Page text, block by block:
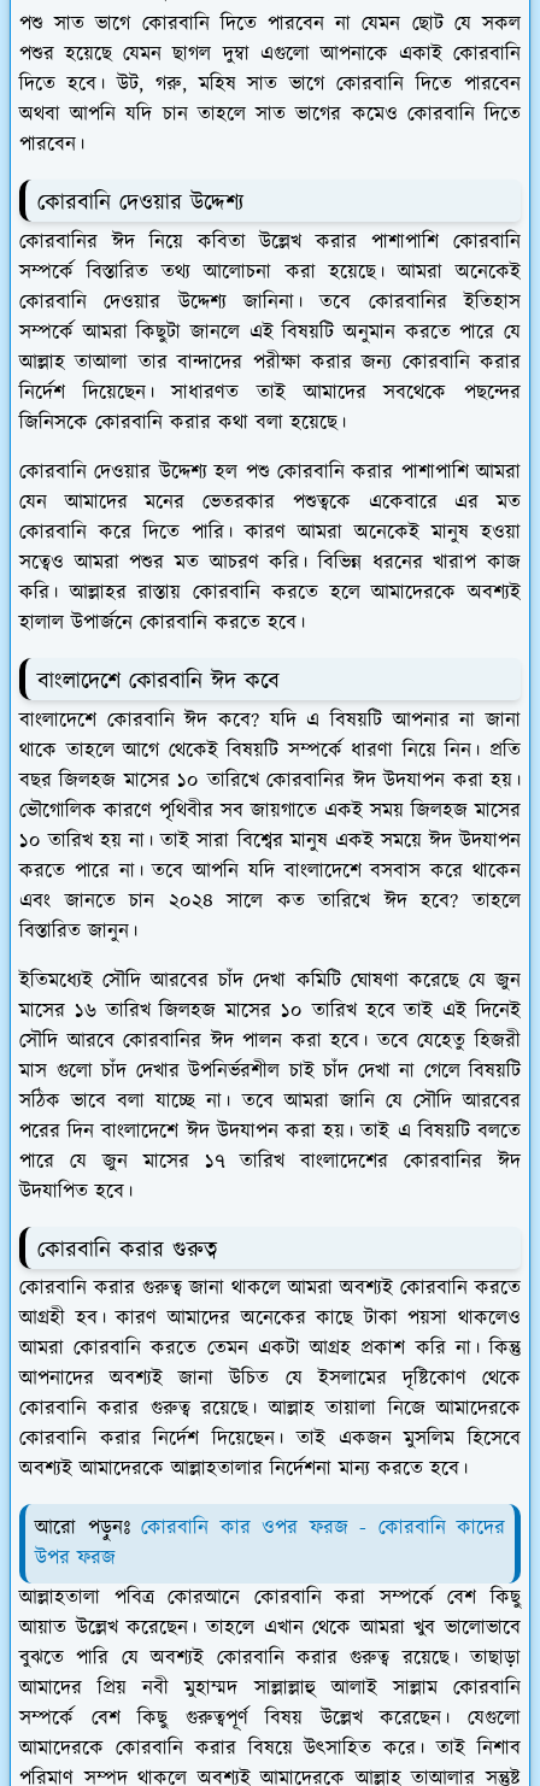
পশু সাত ভাগে কোরবানি দিতে পারবেন না যেমন ছোট যে সকল
পশুর হয়েছে যেমন ছাগল দুম্বা এগুলো আপনাকে একাই কোরবানি
দিতে হবে। উট, গরু, মহিষ সাত ভাগে কোরবানি দিতে পারবেন
অথবা আপনি যদি চান তাহলে সাত ভাগের কমেও কোরবানি দিতে
পারবেন।
কোরবানি দেওয়ার উদ্দেশ্য
কোরবানির ঈদ নিয়ে কবিতা উল্লেখ করার পাশাপাশি কোরবানি
সম্পর্কে বিস্তারিত তথ্য আলোচনা করা হয়েছে। আমরা অনেকেই
কোরবানি দেওয়ার উদ্দেশ্য জানিনা। তবে কোরবানির ইতিহাস
সম্পর্কে আমরা কিছুটা জানলে এই বিষয়টি অনুমান করতে পারে যে
আল্লাহ তাআলা তার বান্দাদের পরীক্ষা করার জন্য কোরবানি করার
নির্দেশ দিয়েছেন। সাধারণত তাই আমাদের সবথেকে পছন্দের
জিনিসকে কোরবানি করার কথা বলা হয়েছে।
কোরবানি দেওয়ার উদ্দেশ্য হল পশু কোরবানি করার পাশাপাশি আমরা
যেন আমাদের মনের ভেতরকার পশুত্বকে একেবারে এর মত
কোরবানি করে দিতে পারি। কারণ আমরা অনেকেই মানুষ হওয়া
সত্বেও আমরা পশুর মত আচরণ করি। বিভিন্ন ধরনের খারাপ কাজ
করি। আল্লাহর রাস্তায় কোরবানি করতে হলে আমাদেরকে অবশ্যই
হালাল উপার্জনে কোরবানি করতে হবে।
বাংলাদেশে কোরবানি ঈদ কবে
বাংলাদেশে কোরবানি ঈদ কবে? যদি এ বিষয়টি আপনার না জানা
থাকে তাহলে আগে থেকেই বিষয়টি সম্পর্কে ধারণা নিয়ে নিন। প্রতি
বছর জিলহজ মাসের ১০ তারিখে কোরবানির ঈদ উদযাপন করা হয়।
ভৌগোলিক কারণে পৃথিবীর সব জায়গাতে একই সময় জিলহজ মাসের
১০ তারিখ হয় না। তাই সারা বিশ্বের মানুষ একই সময়ে ঈদ উদযাপন
করতে পারে না। তবে আপনি যদি বাংলাদেশে বসবাস করে থাকেন
এবং জানতে চান ২০২৪ সালে কত তারিখে ঈদ হবে? তাহলে
বিস্তারিত জানুন।
ইতিমধ্যেই সৌদি আরবের চাঁদ দেখা কমিটি ঘোষণা করেছে যে জুন
মাসের ১৬ তারিখ জিলহজ মাসের ১০ তারিখ হবে তাই এই দিনেই
সৌদি আরবে কোরবানির ঈদ পালন করা হবে। তবে যেহেতু হিজরী
মাস গুলো চাঁদ দেখার উপনির্ভরশীল চাই চাঁদ দেখা না গেলে বিষয়টি
সঠিক ভাবে বলা যাচ্ছে না। তবে আমরা জানি যে সৌদি আরবের
পরের দিন বাংলাদেশে ঈদ উদযাপন করা হয়। তাই এ বিষয়টি বলতে
পারে যে জুন মাসের ১৭ তারিখ বাংলাদেশের কোরবানির ঈদ
উদযাপিত হবে।
কোরবানি করার গুরুত্ব
কোরবানি করার গুরুত্ব জানা থাকলে আমরা অবশ্যই কোরবানি করতে
আগ্রহী হব। কারণ আমাদের অনেকের কাছে টাকা পয়সা থাকলেও
আমরা কোরবানি করতে তেমন একটা আগ্রহ প্রকাশ করি না। কিন্তু
আপনাদের অবশ্যই জানা উচিত যে ইসলামের দৃষ্টিকোণ থেকে
কোরবানি করার গুরুত্ব রয়েছে। আল্লাহ তায়ালা নিজে আমাদেরকে
কোরবানি করার নির্দেশ দিয়েছেন। তাই একজন মুসলিম হিসেবে
অবশ্যই আমাদেরকে আল্লাহতালার নির্দেশনা মান্য করতে হবে।
আরো পড়ুনঃ কোরবানি কার ওপর ফরজ - কোরবানি কাদের
উপর ফরজ
আল্লাহতালা পবিত্র কোরআনে কোরবানি করা সম্পর্কে বেশ কিছু
আয়াত উল্লেখ করেছেন। তাহলে এখান থেকে আমরা খুব ভালোভাবে
বুঝতে পারি যে অবশ্যই কোরবানি করার গুরুত্ব রয়েছে। তাছাড়া
আমাদের প্রিয় নবী মুহাম্মদ সাল্লাল্লাহু আলাই সাল্লাম কোরবানি
সম্পর্কে বেশ কিছু গুরুত্বপূর্ণ বিষয় উল্লেখ করেছেন। যেগুলো
আমাদেরকে কোরবানি করার বিষয়ে উৎসাহিত করে। তাই নিশাব
পরিমাণ সম্পদ থাকলে অবশ্যই আমাদেরকে আল্লাহ তাআলার সন্তুষ্ট